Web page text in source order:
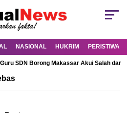
NASIONAL HUKRIM PERISTIWA
SDN Borong Makassar Akui Salah dan